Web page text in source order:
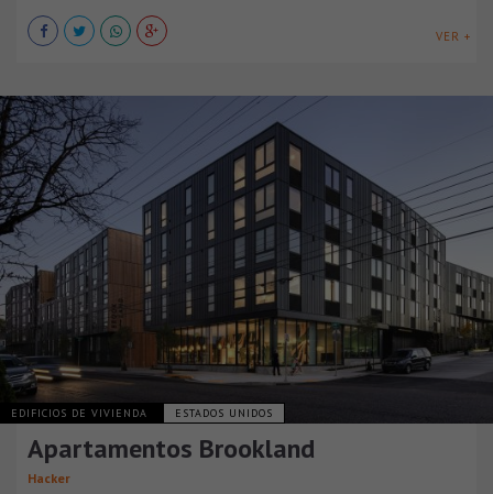
VER +
EDIFICIOS DE VIVIENDA ESTADOS UNIDOS
Apartamentos Brookland
Hacker